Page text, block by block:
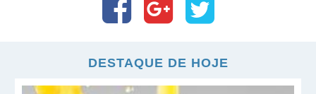
DESTAQUE DE HOJE